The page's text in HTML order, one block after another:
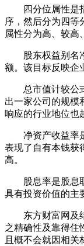
四分位属性是指
序，然后分为四等
属性分为高、较高
股东权益别名净
额。该目标反映企
总市值计较公式
出一家公司的规模
响应的行业地位也
净资产收益率是
表现了自有本钱获
高。
股息率是股息取
具有投资价值的主
东方财富网及结
之精确性及靠得住
且概不会就因相